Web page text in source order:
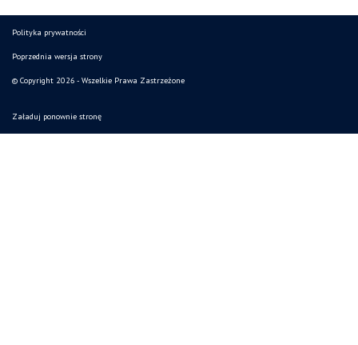
Polityka prywatności
Poprzednia wersja strony
© Copyright 2026 - Wszelkie Prawa Zastrzeżone
Załaduj ponownie stronę